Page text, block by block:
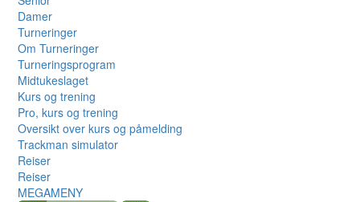
Damer
Turneringer
Om Turneringer
Turneringsprogram
Midtukeslaget
Kurs og trening
Pro, kurs og trening
Oversikt over kurs og påmelding
Trackman simulator
Reiser
Reiser
MEGAMENY